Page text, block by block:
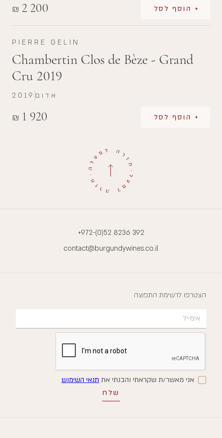
₪ 2 200 + הוסף לסל
PIERRE GELIN
Chambertin Clos de Bèze - Grand
Cru 2019
₪ 1 920 + הוסף לסל
2019 אדום
+972-(0)52 8236 392
contact@burgundywines.co.il
הצטרפו לרשימת התפוצה
אני מאשר/ת שקראתי והבנתי את תנאי השימוש